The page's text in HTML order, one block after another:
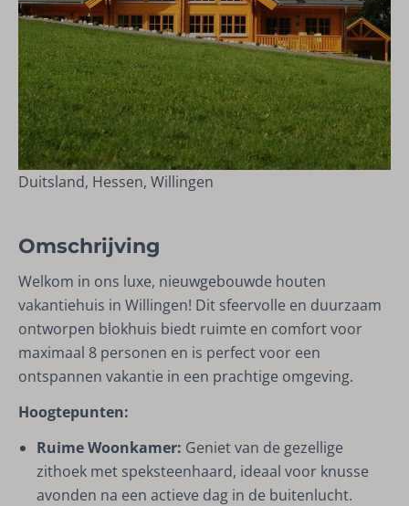
Duitsland, Hessen, Willingen
Omschrijving
Welkom in ons luxe, nieuwgebouwde houten
vakantiehuis in Willingen! Dit sfeervolle en duurzaam
ontworpen blokhuis biedt ruimte en comfort voor
maximaal 8 personen en is perfect voor een
ontspannen vakantie in een prachtige omgeving.
Hoogtepunten:
Ruime Woonkamer: Geniet van de gezellige
zithoek met speksteenhaard, ideaal voor knusse
avonden na een actieve dag in de buitenlucht.